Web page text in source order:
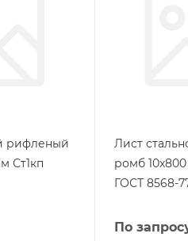
рифленый
Ст1кп
Лист
ромб
ГОСТ 8568-
По